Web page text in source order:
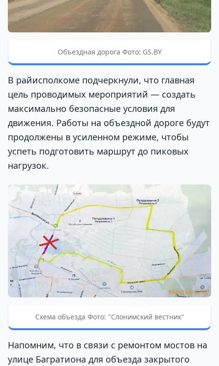
Объездная дорога Фото: GS.BY
В райисполкоме подчеркнули, что главная
цель проводимых мероприятий — создать
максимально безопасные условия для
движения. Работы на объездной дороге будут
продолжены в усиленном режиме, чтобы
успеть подготовить маршрут до пиковых
нагрузок.
Схема объезда Фото: "Слонимский вестник"
Напомним, что в связи с ремонтом мостов на
улице Багратиона для объезда закрытого